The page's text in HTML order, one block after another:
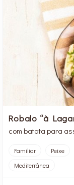
Robalo “à
com batata para
Familiar Peixe
Mediterrânea